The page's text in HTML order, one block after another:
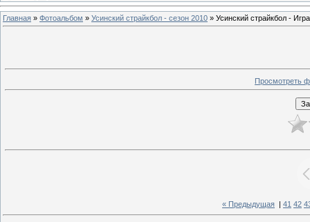
Главная » Фотоальбом » Усинский страйкбол - сезон 2010 » Усинский страйкбол -
Просмотреть
« Предыдущая 41 42